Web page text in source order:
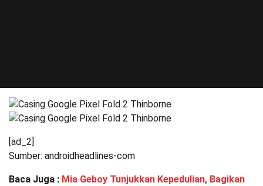
[ad_2]
Sumber: androidheadlines-com
Baca Juga : Mia Geboy Tunjukkan Kepedulian, Bagikan